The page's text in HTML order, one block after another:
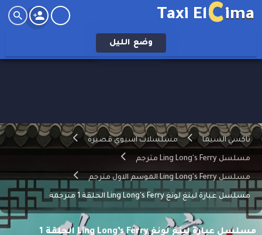
Taxi ElCima
وضع الليل
تاكسي السيما مسلسلات اسيوي قصيرة
مسلسل Ling Long's Ferry مترجم
مسلسل Ling Long's Ferry الموسم الاول مترجم
مسلسل عبارة لينغ لونغ Ling Long's Ferry الحلقة 1 مترجمة
مسلسل عبارة لينغ لونغ Ling Long’s Ferry الحلقة 1